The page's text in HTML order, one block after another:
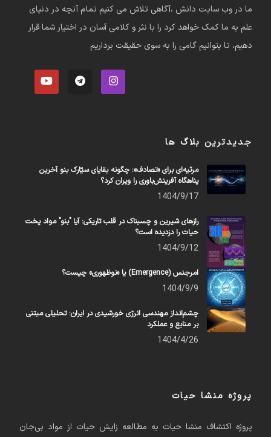
ما در وب سایت دانش ،آگاهی تلاش می کنیم تمام آنچه در دنیای
علم به ما کمک خواهد کرد را با نثر و کلامی آسان در اختیار شما قرار
دهیم، تا بتوانیم گامی را به سوی حقیقت برداریم
جدیدترین بلاگ ها
مرثیه‌ای برای «تصادف»: چگونه بقایای سیّارک بنو آخرین
پناهگاه آفرینش‌باوری را ویران کرد؟
1404/9/17
رازهای شیرین و چسبناک در قلب تاریکی: آیا "بنو" مواد پخت
حیات را دزدیده است؟
1404/9/12
امرجنس (Emergence) یا «نوظهوری» چیست؟
1404/9/9
چشم‌انداز مهندسی انرژی خورشیدی در ایران: تحلیلی مبتنی
بر منابع و عملکرد
1404/4/26
پروژه منشا حیات
پروژه اکتشاف منشا حیات به مطالعه زایش حیات از مواد بی‌جان